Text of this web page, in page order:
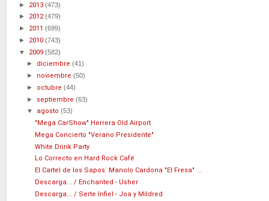
► 2013 (473)
► 2012(479)
► 2011 (699)
► 2010 (743)
▼ 2009 (582)
► diciembre(41)
► noviembre(50)
► octubre(44)
► septiembre(63)
▼ agosto(53)
"Mega CarShow" Herrera Old Airport
Mega Concierto "Verano Presidente"
White Drink Party
Lo Correcto en Hard Rock Café
El Cartel de los Sapos: Manolo Cardona "El Fresa" ...
Descarga... / Enchanted - Usher
Descarga... / Serte Infiel - Joa y Mildred